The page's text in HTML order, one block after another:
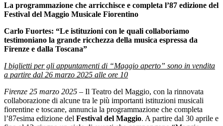
La programmazione che arricchisce e completa l’87 edizione del
Festival del Maggio Musicale Fiorentino
Carlo Fuortes: “Le istituzioni con le quali collaboriamo
testimoniano la grande ricchezza della musica espressa da
Firenze e dalla Toscana”
I biglietti per gli appuntamenti di “Maggio aperto” sono in vendita
a partire dal 26 marzo 2025 alle ore 10
Firenze 25 marzo 2025 – Il Teatro del Maggio, con la rinnovata
collaborazione di alcune tra le più importanti istituzioni musicali
fiorentine e toscane, annuncia la programmazione che completa
l’87esima edizione del Festival del Maggio. A partire dal 30 aprile e